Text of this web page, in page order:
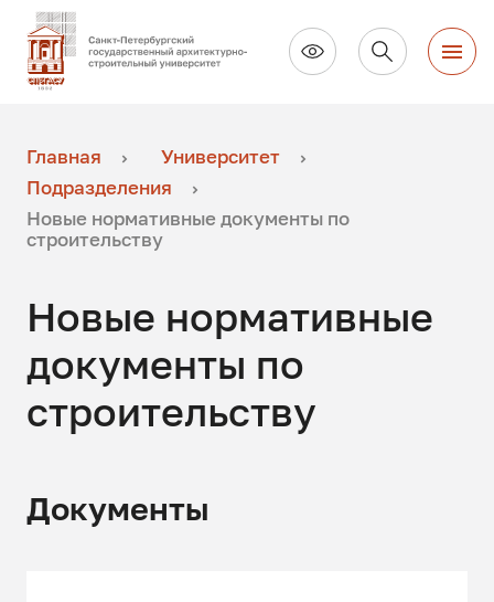
Главная
Университет
Подразделения
Новые нормативные документы по
строительству
Новые нормативные
документы по
строительству
Документы